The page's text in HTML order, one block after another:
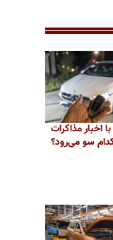
اخبار مذاکرات
سو می‌رود؟